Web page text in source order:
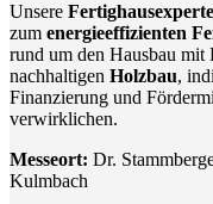
Unsere
zum energieeffizienten
rund um den Hausbau mit
nachhaltigen Holzbau,
Finanzierung und
verwirklichen.
Messeort: Dr.
Kulmbach